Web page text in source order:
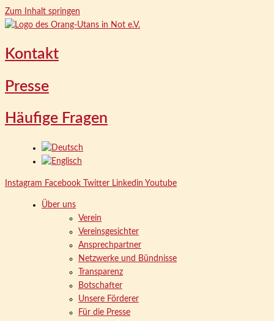
Zum Inhalt springen
Kontakt
Presse
Häufige Fragen
Instagram Facebook Twitter Linkedin Youtube
Über uns
Verein
Vereinsgesichter
Ansprechpartner
Netzwerke und Bündnisse
Transparenz
Botschafter
Unsere Förderer
Für die Presse